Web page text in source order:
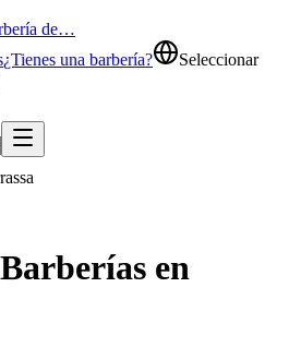
de…
¿Tienes una barbería?
Seleccionar
en